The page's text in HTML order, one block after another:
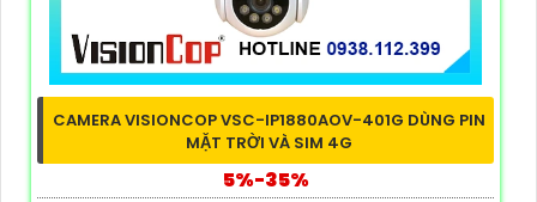
CAMERA VISIONCOP VSC-IP1880AOV-401G DÙNG PIN
MẶT TRỜI VÀ SIM 4G
5%-35%